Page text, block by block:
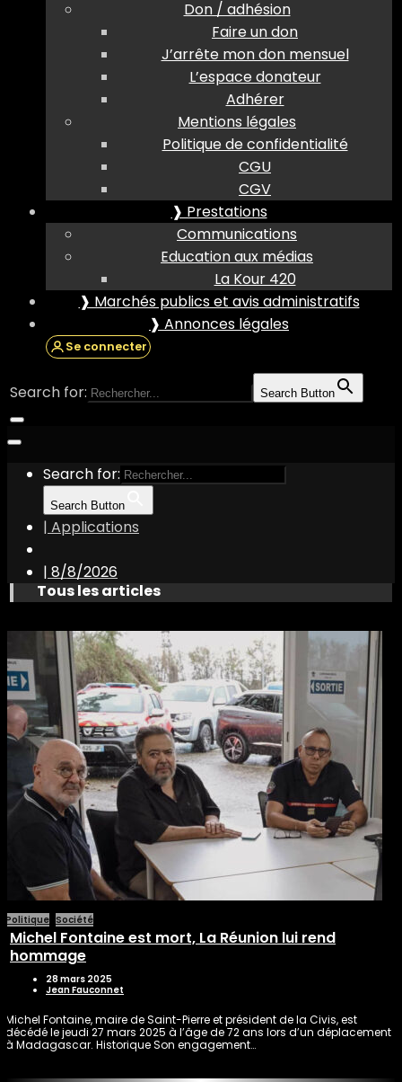
Don / adhésion
Faire un don
J’arrête mon don mensuel
L’espace donateur
Adhérer
Mentions légales
Politique de confidentialité
CGU
CGV
❱ Prestations
Communications
Education aux médias
La Kour 420
❱ Marchés publics et avis administratifs
❱ Annonces légales
Se connecter
Search for: Search Button
Search for:
Search Button
| Applications
| 8/8/2026
Tous les articles
Politique Société
Michel Fontaine est mort, La Réunion lui rend
hommage
28 mars 2025
Jean Fauconnet
Michel Fontaine, maire de Saint-Pierre et président de la Civis, est
décédé le jeudi 27 mars 2025 à l’âge de 72 ans lors d’un déplacement
à Madagascar. Historique Son engagement…